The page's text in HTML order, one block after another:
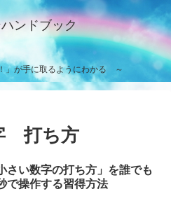
ンドブック
」が手に取るようにわかる ～
打ち方
さい数字の打ち方」を誰でも
で操作する習得方法